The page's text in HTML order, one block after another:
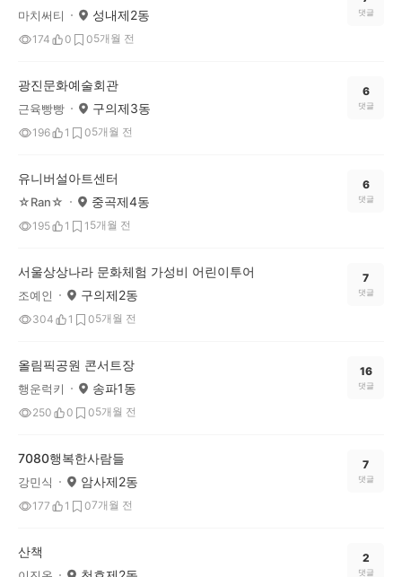
마치써티 성내제2동
174 0 05개월 전
댓글
광진문화예술회관
근육빵빵 구의제3동
196 1 05개월 전
6
댓글
유니버설아트센터
☆Ran☆ 중곡제4동
195 1 1 5개월 전
6
댓글
서울상상나라 문화체험 가성비 어린이투어
조예인 구의제2동
304 1 05개월 전
7
댓글
올림픽공원 콘서트장
행운럭키 송파1동
250 0 05개월 전
16
댓글
7080행복한사람들
강민식 암사제2동
177 1 07개월 전
7
댓글
산책 2
댓글